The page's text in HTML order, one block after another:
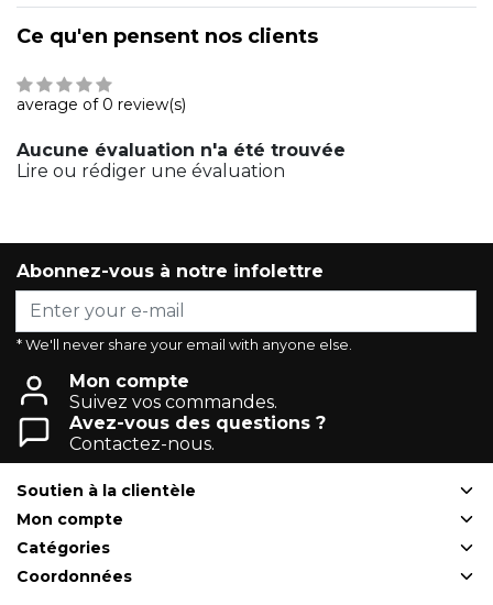
Ce qu'en pensent nos clients
average of 0 review(s)
Aucune évaluation n'a été trouvée
Lire ou rédiger une évaluation
Abonnez-vous à notre infolettre
* We'll never share your email with anyone else.
Mon compte
Suivez vos commandes.
Avez-vous des questions ?
Contactez-nous.
Soutien à la clientèle
Mon compte
Catégories
Coordonnées